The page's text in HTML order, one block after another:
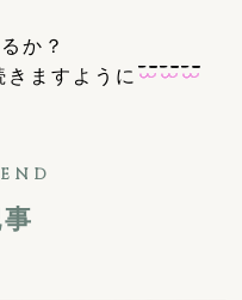
か？
ますように